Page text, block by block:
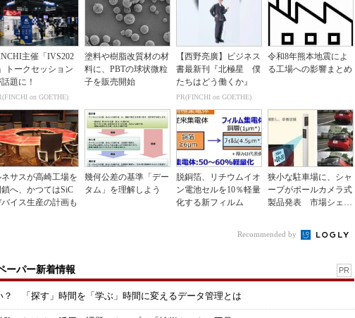
主催「IVS202
トークセッション
題に！
on GOETHE)
塗料や樹脂改質材の材
料に、PBTの球状微粒
子を販売開始
【西野亮廣】ビジネス
書最新刊『北極星 僕
たちはどう働くか』
PR(FINCHI on GOETHE)
令和8年熊本地震によ
る工場への影響まとめ
ネサスが高崎工場を
鎖へ、かつてはSiC
イス生産の計画も
幾何公差の基準「デー
タム」を理解しよう
脱銅箔、リチウムイオ
ン電池セルを10％軽量
化する新フィルム
狭小な駐車場に、シャ
ープがポールカメラ式
製品発表 市場シェア
Recommended by
ーパー新着情報 PR
？ 「探す」時間を「学ぶ」時間に変えるデータ管理とは